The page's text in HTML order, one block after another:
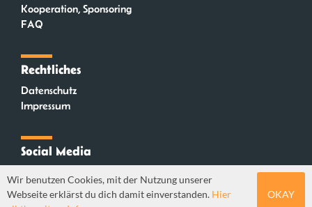
Kooperation, Sponsoring
FAQ
Rechtliches
Datenschutz
Impressum
Social Media
Mastodon
Wir benutzen Cookies, mit der Nutzung unserer
Webseite erklärst du dich damit einverstanden. Hier
OKAY